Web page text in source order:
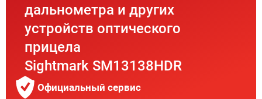
дальнометра и других
устройств оптического
прицела
Sightmark SM13138HDR
Официальный сервис